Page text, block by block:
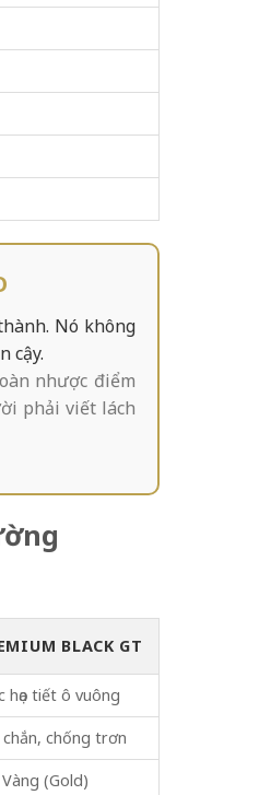
Nó không
cậy.
nhược điểm
phải viết lách
BLACK GT
họa tiết ô vuông
chắn, chống trơn
Vàng (Gold)